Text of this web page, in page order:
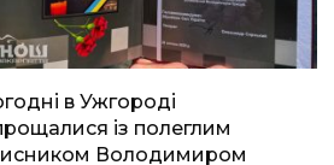
в Ужгороді
із полеглим
Володимиром